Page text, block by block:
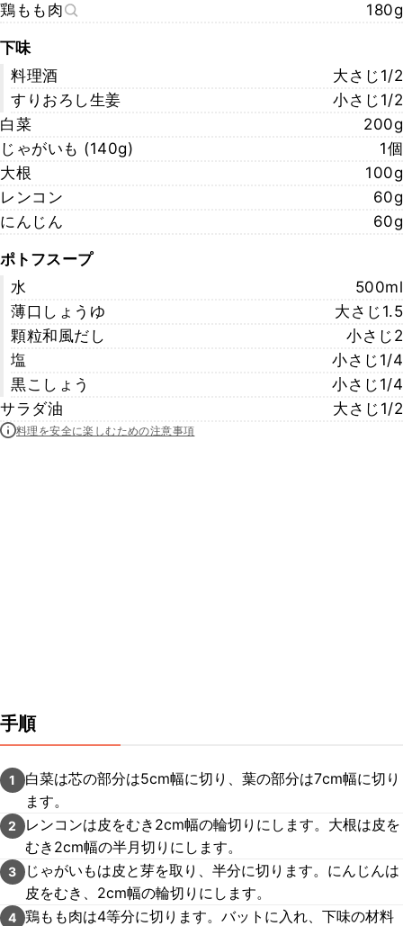
鶏もも肉 180g
下味
料理酒
大さじ1/2
すりおろし生姜
小さじ1/2
白菜
200g
じゃがいも (140g)
1個
大根
100g
レンコン
60g
にんじん
60g
ポトフスープ
水
500ml
薄口しょうゆ
大さじ1.5
顆粒和風だし
小さじ2
塩
小さじ1/4
黒こしょう
小さじ1/4
サラダ油
大さじ1/2
料理を安全に楽しむための注意事項
手順
1
白菜は芯の部分は5cm幅に切り、葉の部分は7cm幅に切り
ます。
2
レンコンは皮をむき2cm幅の輪切りにします。大根は皮を
むき2cm幅の半月切りにします。
3
じゃがいもは皮と芽を取り、半分に切ります。にんじんは
皮をむき、2cm幅の輪切りにします。
4 鶏もも肉は4等分に切ります。バットに入れ、下味の材料